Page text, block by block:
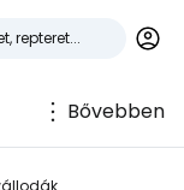
Bővebben